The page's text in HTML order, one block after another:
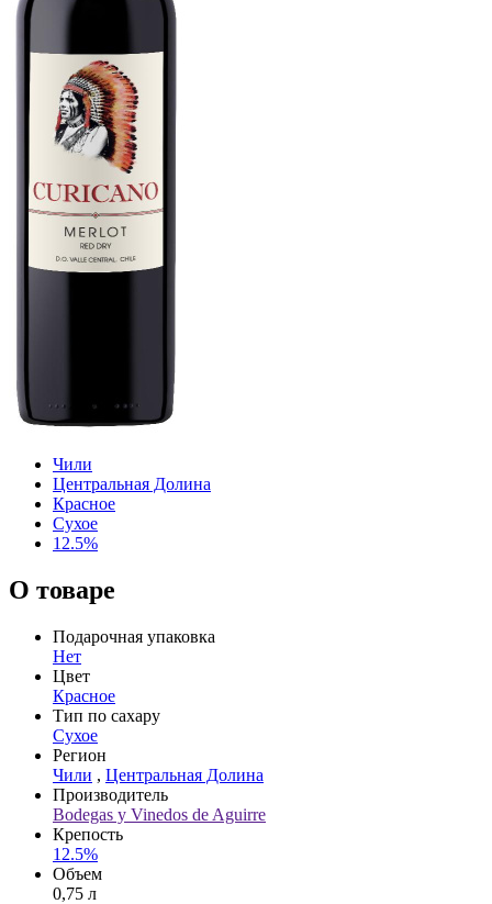
Чили
Центральная Долина
Красное
Сухое
12.5%
О товаре
Подарочная упаковка
Нет
Цвет
Красное
Тип по сахару
Сухое
Регион
Чили , Центральная Долина
Производитель
Bodegas y Vinedos de Aguirre
Крепость
12.5%
Объем
0,75 л